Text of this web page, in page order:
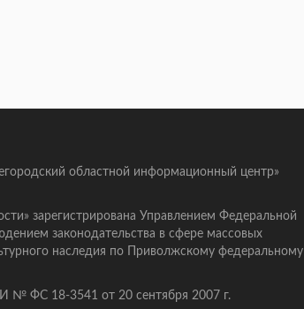
областной информационный центр»
зарегистрирована Управлением Федеральной
законодательства в сфере массовых
наследия по Приволжскому федеральному
№ ФС 18-3541 от 20 сентября 2007 г.